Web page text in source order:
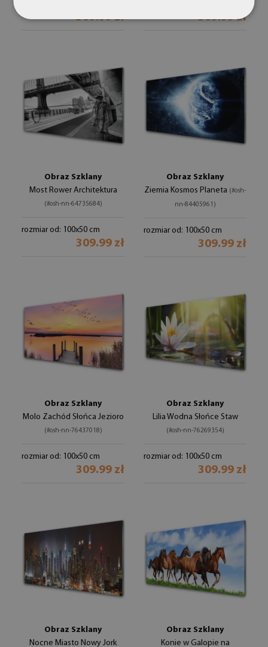
309.99 zł 309.99 zł
Obraz Szklany
Most Rower Architektura
(#osh-nn-64735684)
rozmiar od: 100x50 cm
309.99 zł
Obraz Szklany
Ziemia Kosmos Planeta (#osh-
nn-84405961)
rozmiar od: 100x50 cm
309.99 zł
Obraz Szklany
Molo Zachód Słońca Jezioro
(#osh-nn-76437018)
rozmiar od: 100x50 cm
309.99 zł
Obraz Szklany
Lilia Wodna Słońce Staw
(#osh-nn-76269354)
rozmiar od: 100x50 cm
309.99 zł
Obraz Szklany
Nocne Miasto Nowy Jork
Obraz Szklany
Konie w Galopie na